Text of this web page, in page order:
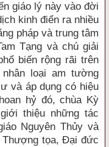
giáo lý này vào đời
kinh điển ra nhiều
pháp và trung tâm
Tạng và chú giải
biến rộng rãi trên
loại am tường
và áp dụng có hiệu
hỷ đó, chùa Kỳ
thiệu những tác
Nguyên Thủy và
Thượng tọa, Ðại đức